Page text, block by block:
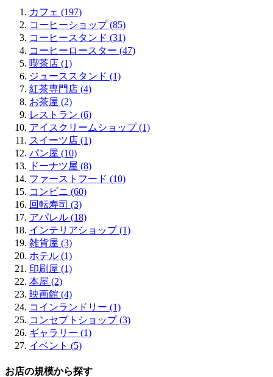
京橋 (1)
清澄白河 (1)
田町 (1)
三田 (1)
品川 (1)
南森町 (3)
北浜 (13)
中之島 (1)
天満橋 (4)
肥後橋 (4)
江戸堀 (2)
靭公園 (3)
本町 (7)
淀屋橋 (1)
新町 (2)
南船場 (5)
四ツ橋 (4)
心斎橋 (10)
アメリカ村 (2)
堀江 (5)
難波 (6)
日本橋 (3)
桜川 (2)
松屋町 (1)
京橋 (3)
鶴橋 (2)
阿倍野 (2)
天王寺 (3)
北花田 (1)
堺 (2)
鶴見 (2)
八尾 (1)
東山 (1)
一乗寺 (1)
カフェ (197)
コーヒーショップ (85)
コーヒースタンド (31)
コーヒーロースター (47)
喫茶店 (1)
ジューススタンド (1)
紅茶専門店 (4)
お茶屋 (2)
レストラン (6)
アイスクリームショップ (1)
スイーツ店 (1)
パン屋 (10)
ドーナツ屋 (8)
ファーストフード (10)
コンビニ (60)
回転寿司 (3)
アパレル (18)
インテリアショップ (1)
雑貨屋 (3)
ホテル (1)
印刷屋 (1)
本屋 (2)
映画館 (4)
コインランドリー (1)
コンセプトショップ (3)
ギャラリー (1)
イベント (5)
お店の規模から探す